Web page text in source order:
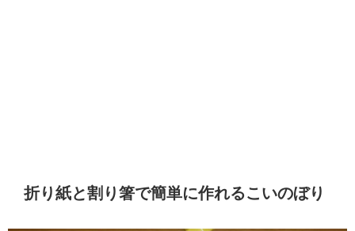
折り紙と割り箸で簡単に作れるこいのぼり